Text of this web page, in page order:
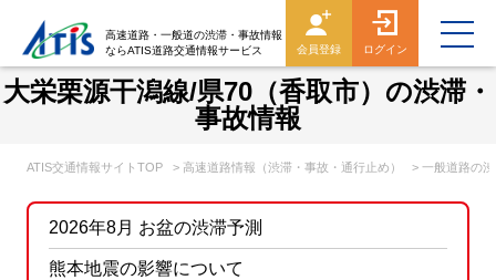
高速道路・一般道の渋滞・事故情報
ならATIS道路交通情報サービス
会員登録 ログイン
大栄栗源干潟線/県70（香取市）の渋滞・
事故情報
ATIS交通情報サイトTOP > 高速道路情報（渋滞・事故・通行止め） > 一般道路の
2026年8月 お盆の渋滞予測
熊本地震の影響について